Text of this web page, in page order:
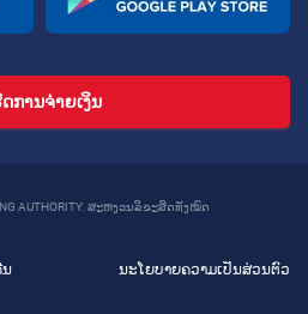
ດການຈ່າຍເງິນ
AUTHORITY. ສະຫງວນລິຂະສິດທັງໝົດ
ນ ນະໂຍບາຍຄວາມເປັນສ່ວນຕົວ